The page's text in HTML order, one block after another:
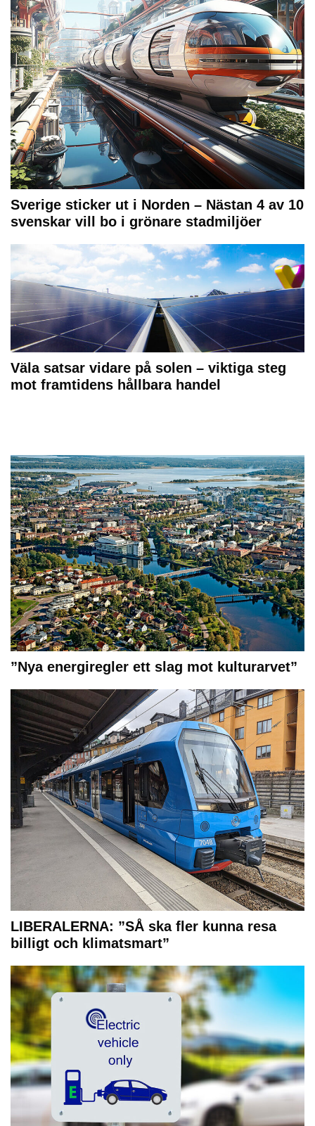
Sverige sticker ut i Norden – Nästan 4 av 10
svenskar vill bo i grönare stadmiljöer
Väla satsar vidare på solen – viktiga steg
mot framtidens hållbara handel
”Nya energiregler ett slag mot kulturarvet”
LIBERALERNA: ”SÅ ska fler kunna resa
billigt och klimatsmart”